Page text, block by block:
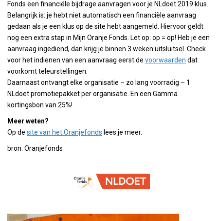
Fonds een financiële bijdrage aanvragen voor je NLdoet 2019 klus.
Belangrijk is: je hebt niet automatisch een financiële aanvraag
gedaan als je een klus op de site hebt aangemeld. Hiervoor geldt
nog een extra stap in Mijn Oranje Fonds. Let op: op = op! Heb je een
aanvraag ingediend, dan krijg je binnen 3 weken uitsluitsel. Check
voor het indienen van een aanvraag eerst de voorwaarden dat
voorkomt teleurstellingen.
Daarnaast ontvangt elke organisatie – zo lang voorradig – 1
NLdoet promotiepakket per organisatie. En een Gamma
kortingsbon van 25%!
Meer weten?
Op de site van het Oranjefonds lees je meer.
bron: Oranjefonds